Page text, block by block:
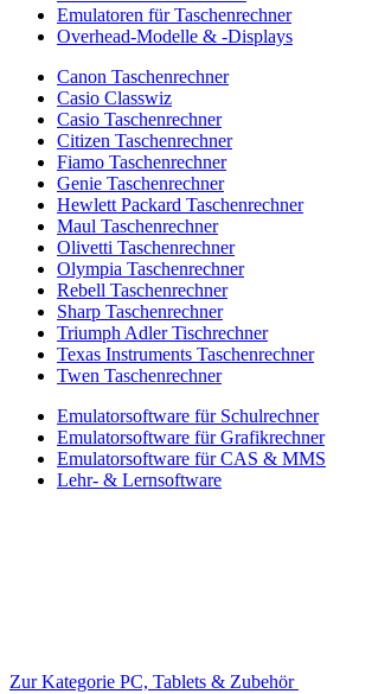
Emulatoren für Taschenrechner
Overhead-Modelle & -Displays
Canon Taschenrechner
Casio Classwiz
Casio Taschenrechner
Citizen Taschenrechner
Fiamo Taschenrechner
Genie Taschenrechner
Hewlett Packard Taschenrechner
Maul Taschenrechner
Olivetti Taschenrechner
Olympia Taschenrechner
Rebell Taschenrechner
Sharp Taschenrechner
Triumph Adler Tischrechner
Texas Instruments Taschenrechner
Twen Taschenrechner
Emulatorsoftware für Schulrechner
Emulatorsoftware für Grafikrechner
Emulatorsoftware für CAS & MMS
Lehr- & Lernsoftware
Zur Kategorie PC, Tablets & Zubehör